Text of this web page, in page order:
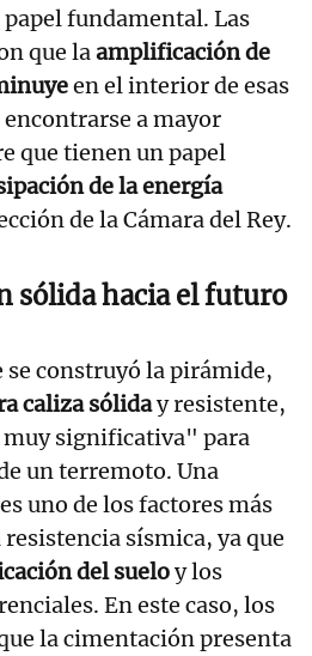
fundamental. Las
que laamplificación de
en el interior de esas
encontrarse a mayor
que tienen un papel
de la energía
de la Cámara del Rey.
sólida hacia el futuro
se construyó la pirámide,
caliza sóliday resistente,
significativa" para
un terremoto. Una
uno de los factores más
sísmica, ya que
del sueloy los
En este caso, los
la cimentación presenta